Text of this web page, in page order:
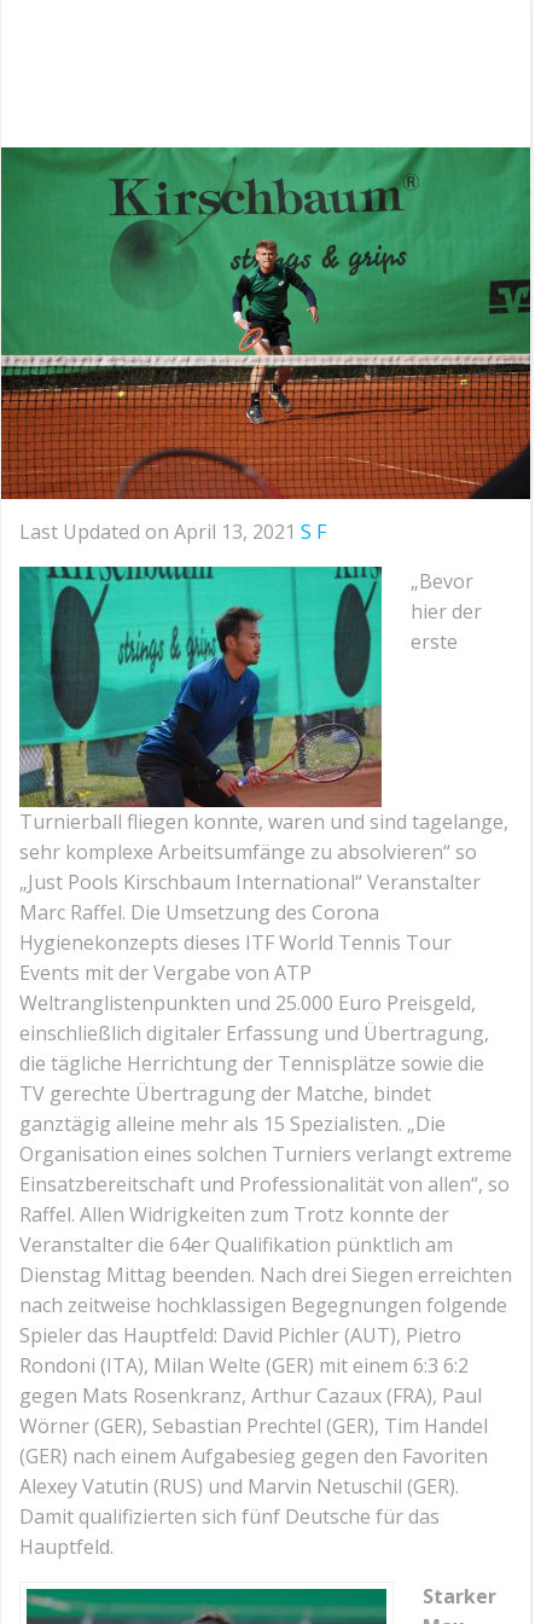
Last Updated on April 13, 2021 S F
„Bevor
hier der
erste
Turnierball fliegen konnte, waren und sind tagelange,
sehr komplexe Arbeitsumfänge zu absolvieren“ so
„Just Pools Kirschbaum International“ Veranstalter
Marc Raffel. Die Umsetzung des Corona
Hygienekonzepts dieses ITF World Tennis Tour
Events mit der Vergabe von ATP
Weltranglistenpunkten und 25.000 Euro Preisgeld,
einschließlich digitaler Erfassung und Übertragung,
die tägliche Herrichtung der Tennisplätze sowie die
TV gerechte Übertragung der Matche, bindet
ganztägig alleine mehr als 15 Spezialisten. „Die
Organisation eines solchen Turniers verlangt extreme
Einsatzbereitschaft und Professionalität von allen“, so
Raffel. Allen Widrigkeiten zum Trotz konnte der
Veranstalter die 64er Qualifikation pünktlich am
Dienstag Mittag beenden. Nach drei Siegen erreichten
nach zeitweise hochklassigen Begegnungen folgende
Spieler das Hauptfeld: David Pichler (AUT), Pietro
Rondoni (ITA), Milan Welte (GER) mit einem 6:3 6:2
gegen Mats Rosenkranz, Arthur Cazaux (FRA), Paul
Wörner (GER), Sebastian Prechtel (GER), Tim Handel
(GER) nach einem Aufgabesieg gegen den Favoriten
Alexey Vatutin (RUS) und Marvin Netuschil (GER).
Damit qualifizierten sich fünf Deutsche für das
Hauptfeld.
Starker